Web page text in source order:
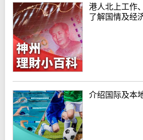
港人北上工作
了解国情及经
介绍国际及本